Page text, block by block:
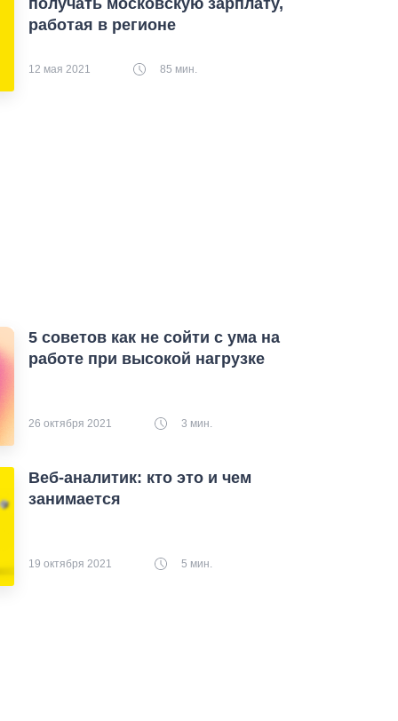
получать московскую зарплату,
работая в регионе
12 мая 2021 85 мин.
5 советов как не сойти с ума на
работе при высокой нагрузке
26 октября 2021 3 мин.
Веб-аналитик: кто это и чем
занимается
19 октября 2021 5 мин.